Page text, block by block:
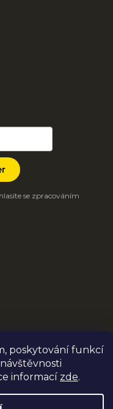
poskytování funkcí
informací zde.
se zpracováním